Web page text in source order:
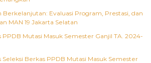
Berkelanjutan: Evaluasi Program, Prestasi, dan
MAN 19 Jakarta Selatan
PPDB Mutasi Masuk Semester Ganjil TA. 2024-
Seleksi Berkas PPDB Mutasi Masuk Semester